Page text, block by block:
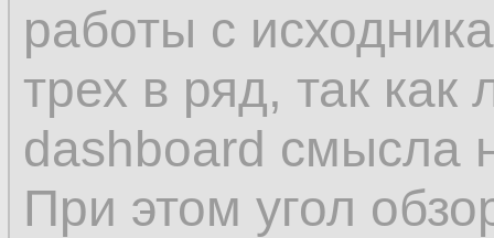
работы с
трех в ряд, так
dashboard смысла
При этом угол